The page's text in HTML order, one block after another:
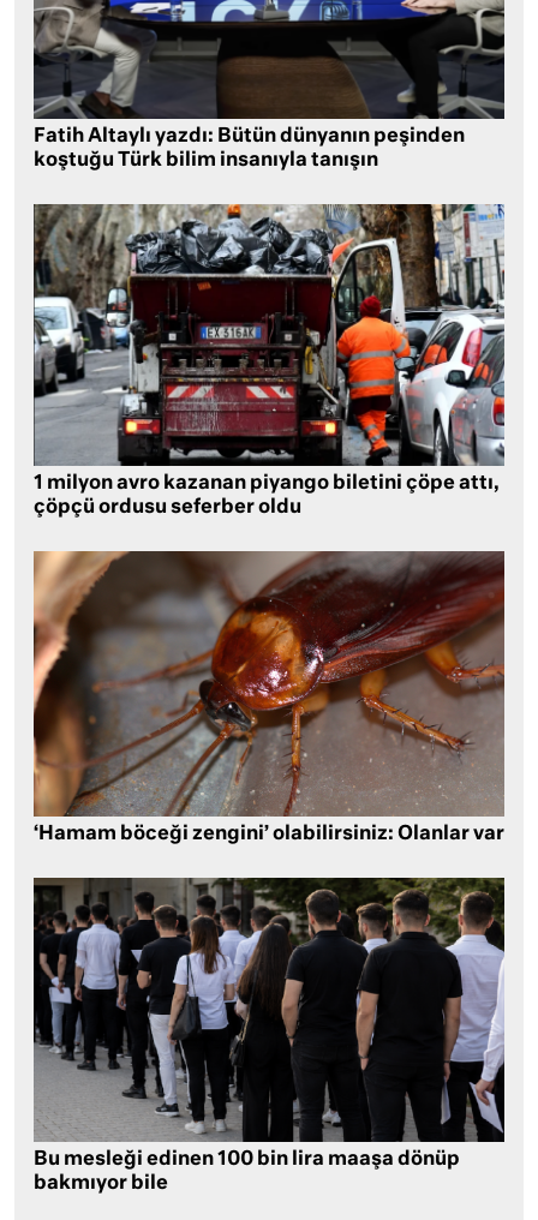
Fatih Altaylı yazdı: Bütün dünyanın peşinden
koştuğu Türk bilim insanıyla tanışın
1 milyon avro kazanan piyango biletini çöpe attı,
çöpçü ordusu seferber oldu
‘Hamam böceği zengini’ olabilirsiniz: Olanlar var
Bu mesleği edinen 100 bin lira maaşa dönüp
bakmıyor bile